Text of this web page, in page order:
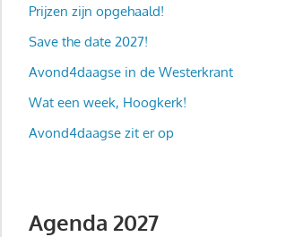
Prijzen zijn opgehaald!
Save the date 2027!
Avond4daagse in de Westerkrant
Wat een week, Hoogkerk!
Avond4daagse zit er op
Agenda 2027